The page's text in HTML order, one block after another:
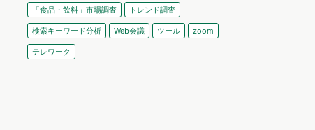
「食品・飲料」市場調査 トレンド調査
検索キーワード分析 Web会議 ツール zoom
テレワーク